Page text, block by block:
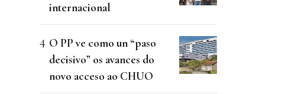
internacional
O PP ve como un “paso
decisivo” os avances do
novo acceso ao CHUO